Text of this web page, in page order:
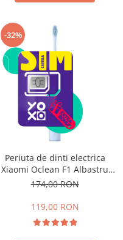
-32%
Periuta de dinti electrica
Xiaomi Oclean F1 Albastru
deschis, Curatare sonica cu 3
36000rpm, Temporizator,
800mAh
174,00 RON
119,00 RON